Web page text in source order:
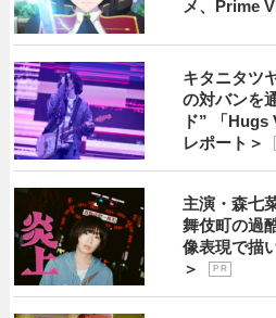
メ、Prime
キタニタツ
の対バンを
ド” 「Hugs
レポート＞
主演・森七
舞伎町の過
像表現で描
＞
P R